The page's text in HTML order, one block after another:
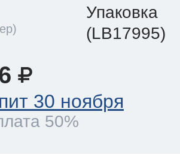
Упаковка
(LB17995)
30 ноября
50%